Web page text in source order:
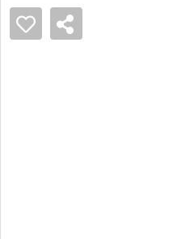
zoeken
Waarom